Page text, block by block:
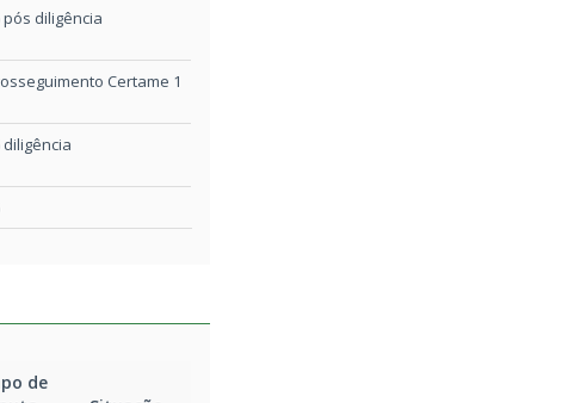
30/12/2025 11:57
30/12/2025 11:56
30/12/2025 11:56
diligência
Certame 1
de